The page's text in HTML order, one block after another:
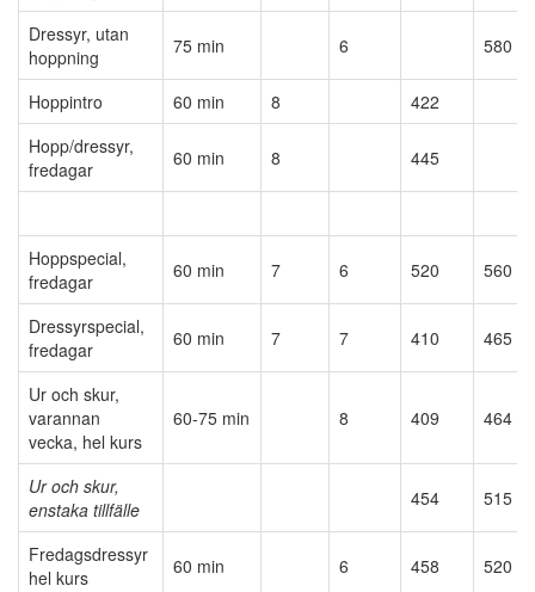
Dressyr, utan
hoppning
75 min 6 580
Hoppintro 60 min 8
422
Hopp/dressyr,
fredagar
60 min 8 445
Hoppspecial,
fredagar
60 min 7 6 520 560
Dressyrspecial,
fredagar
60 min 7 7 410 465
Ur och skur,
varannan
vecka, hel kurs
60-75 min 8 409 464
Ur och skur,
enstaka tillfälle
454 515
Fredagsdressyr
hel kurs
60 min 6 458 520